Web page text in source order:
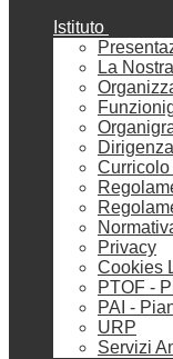
Istituto
La
Dirigenza
Privacy
Cookies
PTOF -
PAI -
URP
Servizi